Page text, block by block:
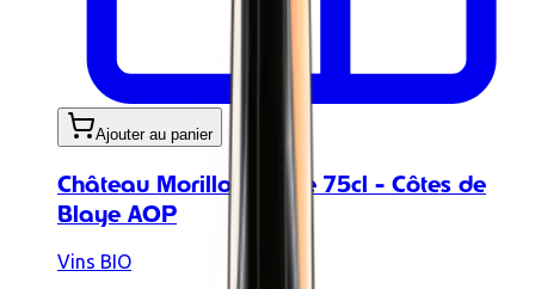
Ajouter au panier
Château Morillon rouge 75cl - Côtes de
Blaye AOP
Vins BIO